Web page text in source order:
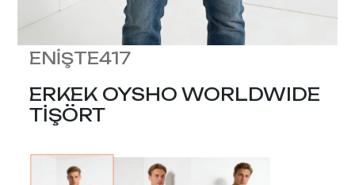
ENİŞTE417
ERKEK OYSHO WORLDWIDE
TİŞÖRT